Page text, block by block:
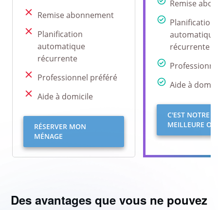
Remise
Planification
automatique
récurrente
Aide à
C'EST NOTRE
MEILLEURE
Remise abonnement
Planification
automatique
récurrente
Professionnel préféré
Aide à domicile
RÉSERVER MON
MÉNAGE
Des avantages que vous ne pouvez